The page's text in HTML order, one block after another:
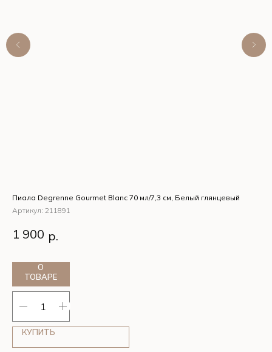
Пиала Degrenne Gourmet Blanc 70 мл/7,3 см, Белый глянцевый
Артикул: 211891
Пиала Degrenne Gourmet Blanc 70 мл/7,3 см, Белый
глянцевый
1 900 р.
О
ТОВАРЕ
КУПИТЬ